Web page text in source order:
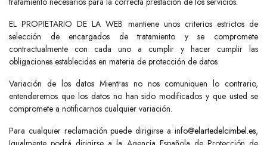
EL PROPIETARIO DE LA WEB mantiene unos criterios estrictos de
selección de encargados de tratamiento y se compromete
contractualmente con cada uno a cumplir y hacer cumplir las
obligaciones establecidas en materia de protección de datos
Variación de los datos Mientras no nos comuniquen lo contrario,
entenderemos que los datos no han sido modificados y que usted se
compromete a notificarnos cualquier variación.
Para cualquier reclamación puede dirigirse a info@elartedelcimbel.es,